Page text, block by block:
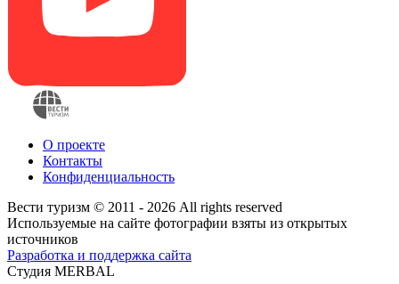
О проекте
Контакты
Конфиденциальность
Вести туризм © 2011 - 2026 All rights reserved
Используемые на сайте фотографии взяты из открытых
источников
Разработка и поддержка сайта
Студия MERBAL